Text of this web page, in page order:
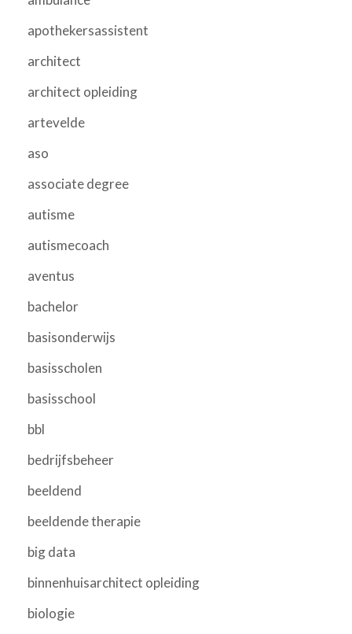
apothekersassistent
architect
architect opleiding
artevelde
aso
associate degree
autisme
autismecoach
aventus
bachelor
basisonderwijs
basisscholen
basisschool
bbl
bedrijfsbeheer
beeldend
beeldende therapie
big data
binnenhuisarchitect opleiding
biologie